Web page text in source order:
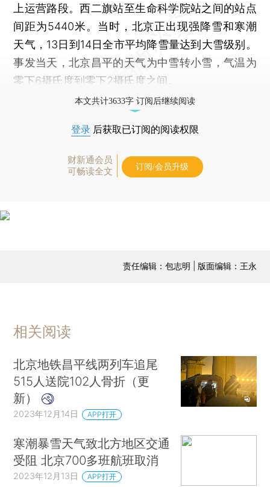
上运营路段。西二旗站至生命科学院站之间的站点
间距为5440米。当时，北京正出现强降雪和寒潮
天气，13日到14日全市平均降雪量达到大雪级别。
事发当天，北京昌平的天气为中雪转小雪，气温为
零下6摄氏度到零下2摄氏度之间。
本文共计3633字 订阅后继续阅读
登录 后获取已订阅的阅读权限
财新通会员
可畅读全文
订阅/会员升级
责任编辑：包志明 | 版面编辑：王永
相关阅读
北京地铁昌平线两列车追尾
515人送院102人骨折（更
新）
2023年12月14日 APP打开
寒潮暴雪天气致北方地区交通
受阻 北京700多班航班取消
2023年12月13日 APP打开